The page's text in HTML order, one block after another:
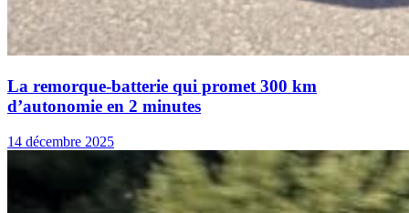
La remorque-batterie qui promet 300 km
d’autonomie en 2 minutes
14 décembre 2025